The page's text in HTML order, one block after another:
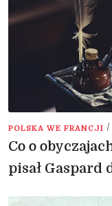
POLSKA WE FRANCJI /
Co o
pisał Gaspard